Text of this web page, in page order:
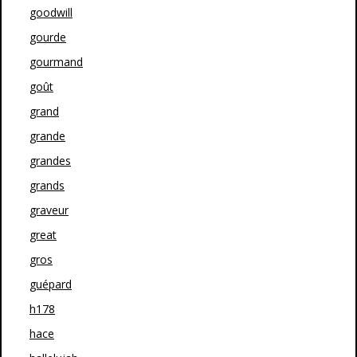
goodwill
gourde
gourmand
goût
grand
grande
grandes
grands
graveur
great
gros
guépard
h178
hace